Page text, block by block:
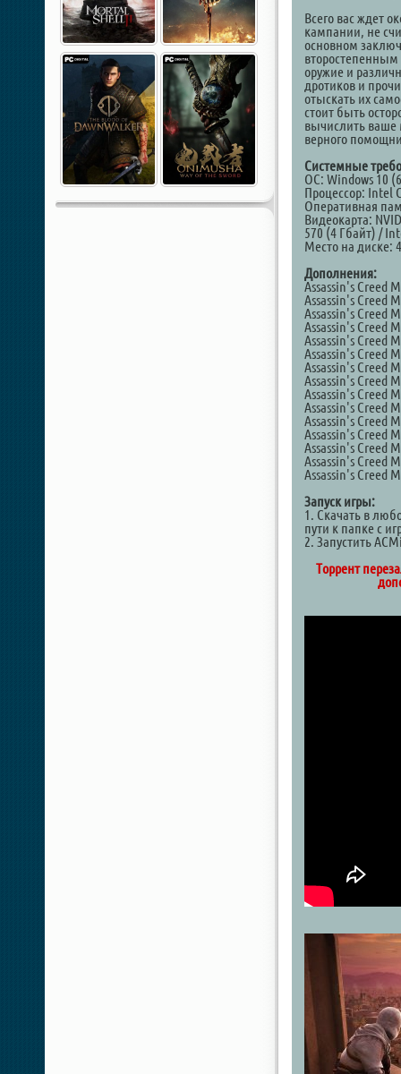
Всего вас ждет
кампании, не
основном
оружие и
дротиков и
отыскать их
стоит быть
вычислить ваше
верного
Системные
ОС: Windows 10
Процессор: Intel
Оперативная
Видеокарта:
570 (4 Гбайт) /
Место на диске:
Дополнения:
Assassin's Creed
Assassin's Creed
Assassin's Creed
Assassin's Creed
Assassin's Creed
Assassin's Creed
Assassin's Creed
Assassin's Creed
Assassin's Creed
Assassin's Creed
Assassin's Creed
Assassin's Creed
Assassin's Creed
Assassin's Creed
Assassin's Creed
Запуск игры:
1. Скачать в
пути к папке с
2. Запустить
Торрент